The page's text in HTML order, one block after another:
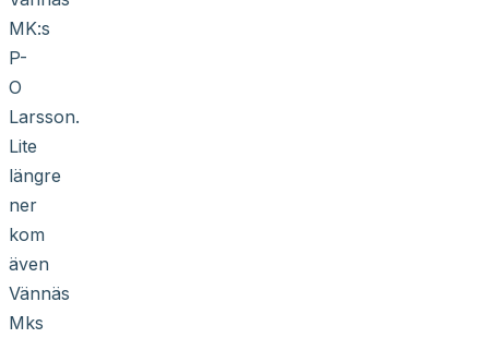
MK:s
P-
O
Larsson.
Lite
längre
ner
kom
även
Vännäs
Mks